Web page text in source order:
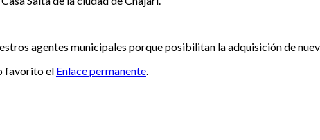
agentes municipales porque posibilitan la adquisición de
favorito el Enlace permanente.